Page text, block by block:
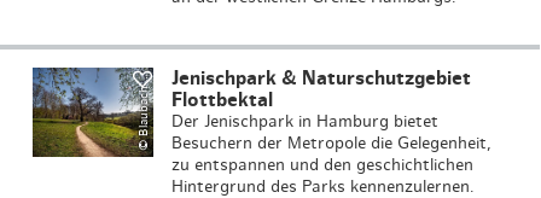
©
F
m
Jenischpark & Naturschutzgebiet
Flottbektal
Der Jenischpark in Hamburg bietet
Besuchern der Metropole die Gelegenheit,
zu entspannen und den geschichtlichen
Hintergrund des Parks kennenzulernen.